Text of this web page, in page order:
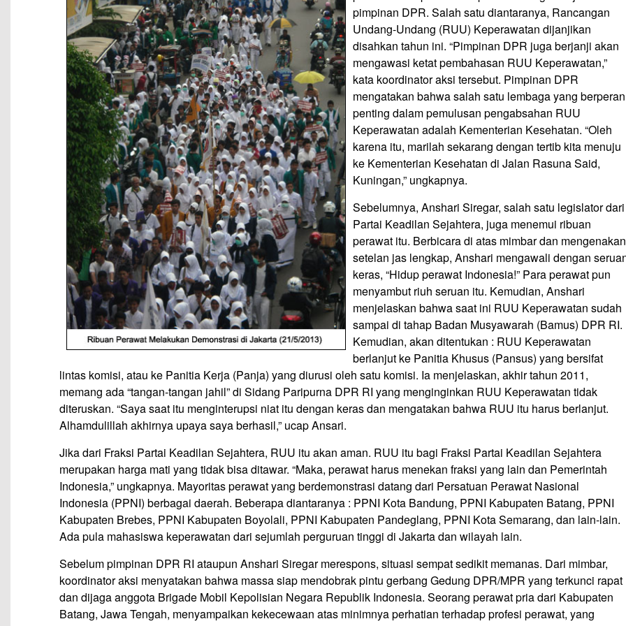
pimpinan DPR. Salah satu diantaranya, Rancangan
Undang-Undang (RUU) Keperawatan dijanjikan
disahkan tahun ini. “Pimpinan DPR juga berjanji akan
mengawasi ketat pembahasan RUU Keperawatan,”
kata koordinator aksi tersebut. Pimpinan DPR
mengatakan bahwa salah satu lembaga yang berperan
penting dalam pemulusan pengabsahan RUU
Keperawatan adalah Kementerian Kesehatan. “Oleh
karena itu, marilah sekarang dengan tertib kita menuju
ke Kementerian Kesehatan di Jalan Rasuna Said,
Kuningan,” ungkapnya.
Sebelumnya, Anshari Siregar, salah satu legislator dari
Partai Keadilan Sejahtera, juga menemui ribuan
perawat itu. Berbicara di atas mimbar dan mengenakan
setelan jas lengkap, Anshari mengawali dengan
keras, “Hidup perawat Indonesia!” Para perawat pun
menyambut riuh seruan itu. Kemudian, Anshari
menjelaskan bahwa saat ini RUU Keperawatan sudah
sampai di tahap Badan Musyawarah (Bamus) DPR RI.
Kemudian, akan ditentukan : RUU Keperawatan
berlanjut ke Panitia Khusus (Pansus) yang bersifat
lintas komisi, atau ke Panitia Kerja (Panja) yang diurusi oleh satu komisi. Ia menjelaskan, akhir tahun 2011,
memang ada “tangan-tangan jahil” di Sidang Paripurna DPR RI yang menginginkan RUU Keperawatan tidak
diteruskan. “Saya saat itu menginterupsi niat itu dengan keras dan mengatakan bahwa RUU itu harus berlanjut.
Alhamdulillah akhirnya upaya saya berhasil,” ucap Ansari.
Jika dari Fraksi Partai Keadilan Sejahtera, RUU itu akan aman. RUU itu bagi Fraksi Partai Keadilan Sejahtera
merupakan harga mati yang tidak bisa ditawar. “Maka, perawat harus menekan fraksi yang lain dan Pemerintah
Indonesia,” ungkapnya. Mayoritas perawat yang berdemonstrasi datang dari Persatuan Perawat Nasional
Indonesia (PPNI) berbagai daerah. Beberapa diantaranya : PPNI Kota Bandung, PPNI Kabupaten Batang, PPNI
Kabupaten Brebes, PPNI Kabupaten Boyolali, PPNI Kabupaten Pandeglang, PPNI Kota Semarang, dan lain-lain.
Ada pula mahasiswa keperawatan dari sejumlah perguruan tinggi di Jakarta dan wilayah lain.
Sebelum pimpinan DPR RI ataupun Anshari Siregar merespons, situasi sempat sedikit memanas. Dari mimbar,
koordinator aksi menyatakan bahwa massa siap mendobrak pintu gerbang Gedung DPR/MPR yang terkunci rapat
dan dijaga anggota Brigade Mobil Kepolisian Negara Republik Indonesia. Seorang perawat pria dari Kabupaten
Batang, Jawa Tengah, menyampaikan kekecewaan atas minimnya perhatian terhadap profesi perawat, yang